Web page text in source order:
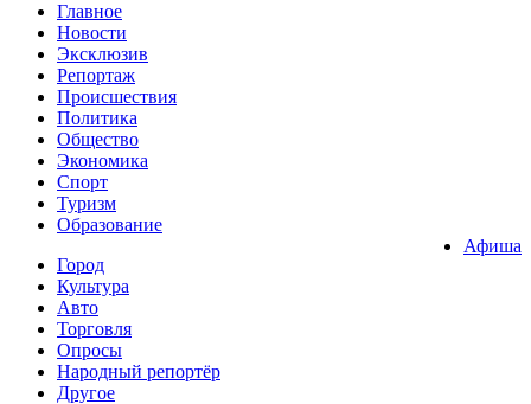
Главное
Новости
Эксклюзив
Репортаж
Происшествия
Политика
Общество
Экономика
Спорт
Туризм
Образование
Афиша
Город
Культура
Авто
Торговля
Опросы
Народный репортёр
Другое